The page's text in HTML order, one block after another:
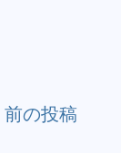
前の投稿